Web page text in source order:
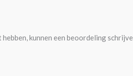
kunnen een beoordeling